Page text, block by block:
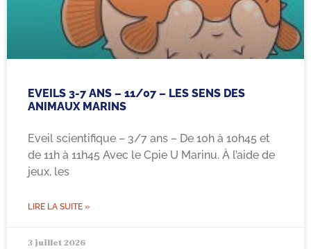
EVEILS 3-7 ANS – 11/07 – LES SENS DES
ANIMAUX MARINS
Eveil scientifique – 3/7 ans – De 10h à 10h45 et
de 11h à 11h45 Avec le Cpie U Marinu. À l’aide de
jeux, les
LIRE LA SUITE »
3 juillet 2026